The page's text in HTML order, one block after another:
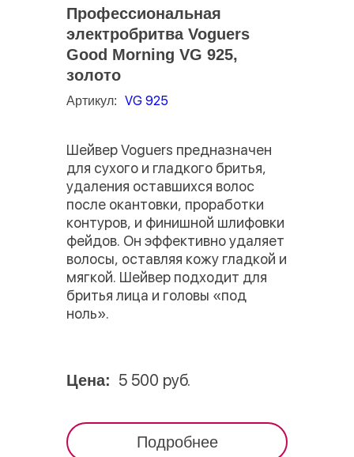
Профессиональная
электробритва Voguers
Good Morning VG 925,
золото
Артикул: VG 925
Шейвер Voguers предназначен
для сухого и гладкого бритья,
удаления оставшихся волос
после окантовки, проработки
контуров, и финишной шлифовки
фейдов. Он эффективно удаляет
волосы, оставляя кожу гладкой и
мягкой. Шейвер подходит для
бритья лица и головы «под
ноль».
Цена: 5 500 руб.
Подробнее